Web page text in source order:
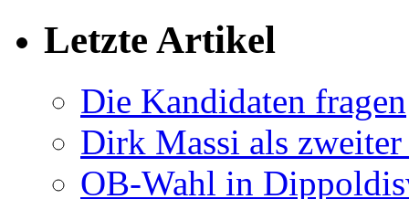
Letzte Artikel
Die Kandidaten fragen
Dirk Massi als
OB-Wahl in